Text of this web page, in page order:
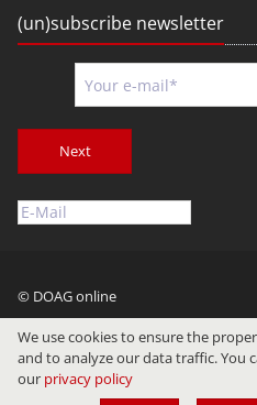
(un)subscribe newsletter
Next
© DOAG online
Imprint Privacy Terms of Use
We use cookies to ensure the
and to analyze our data traffic. You
our privacy policy